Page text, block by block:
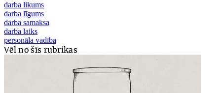
darba likums
darba līgums
darba samaksa
darba laiks
personāla vadība
Vēl no šīs rubrikas